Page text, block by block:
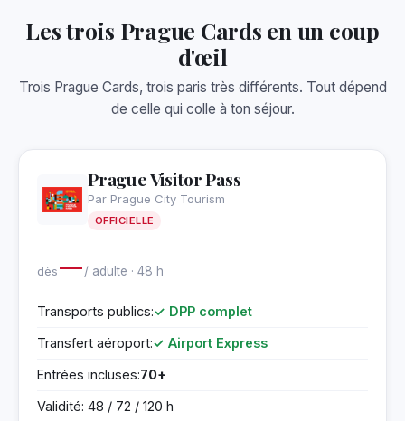
Les trois Prague Cards en un coup
d'œil
Trois Prague Cards, trois paris très différents. Tout dépend
de celle qui colle à ton séjour.
Prague Visitor Pass
Par Prague City Tourism
OFFICIELLE
dès—/ adulte · 48 h
Transports publics:✓ DPP complet
Transfert aéroport:✓ Airport Express
Entrées incluses:70+
Validité: 48 / 72 / 120 h